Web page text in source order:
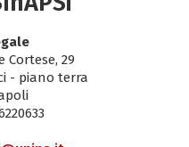
Cortese, 29
- piano terra